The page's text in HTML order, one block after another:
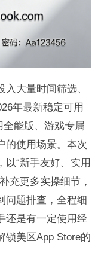
大量时间筛选、
年最新稳定可用
全能版、游戏专属
的使用场景。本次
“新手友好、实用
充更多实操细节，
问题排查，全程细
还是有一定使用经
锁美区App Store的